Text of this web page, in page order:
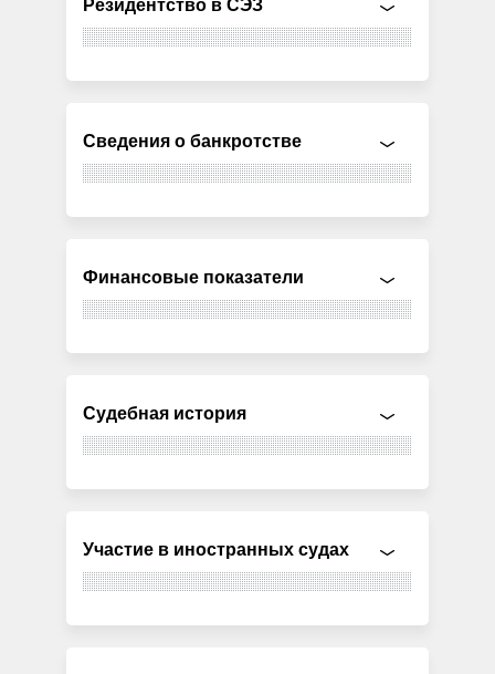
Резидентство в СЭЗ
Сведения о банкротстве
Финансовые показатели
Судебная история
Участие в иностранных судах